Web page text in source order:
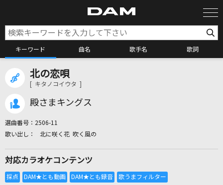
キーワード 曲名 歌手名 歌詞
全国りれき
北の恋唄
[ キタノコイウタ ]
殿さまキングス
選曲番号： 2506-11
北に咲く花 吹く風の
対応カラオケコンテンツ